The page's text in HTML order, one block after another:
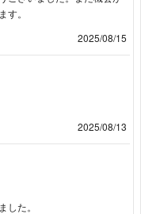
。
2025/08/15
2025/08/13
た。